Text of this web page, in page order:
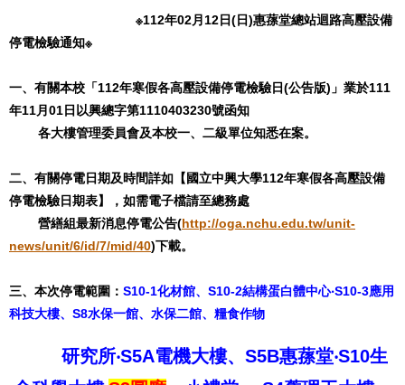
※112年02月12日(日)惠蓀堂總站迴路高壓設備
停電檢驗通知※
一、有關本校「112年寒假各高壓設備停電檢驗日(公告版)」業於111
年11月01日以興總字第1110403230號函知
各大樓管理委員會及本校一、二級單位知悉在案。
二、有關停電日期及時間詳如【國立中興大學112年寒假各高壓設備
停電檢驗日期表】，如需電子檔請至總務處
營繕組最新消息停電公告(http://oga.nchu.edu.tw/unit-
news/unit/6/id/7/mid/40)下載。
三、本次停電範圍： S10-1化材館、S10-2結構蛋白體中心‧S10-3應用
科技大樓、S8水保一館、水保二館、糧食作物
研究所‧S5A電機大樓、S5B惠蓀堂‧S10生